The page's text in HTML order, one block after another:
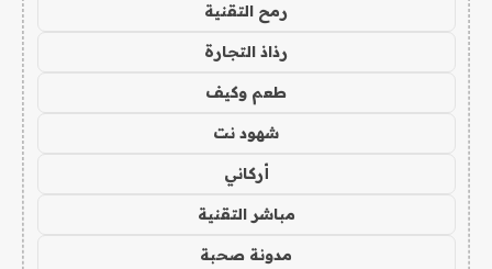
رمح التقنية
رذاذ التجارة
طعم وكيف
شهود نت
أركاني
مباشر التقنية
مدونة صحبة